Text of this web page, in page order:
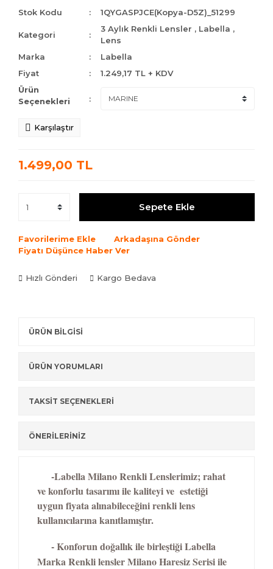
Stok Kodu 1QYGASPJCE(Kopya-D5Z)_51299
Kategori
3 Aylık Renkli Lensler , Labella ,
Lens
Marka
Labella
Fiyat
1.249,17 TL + KDV
Ürün
Seçenekleri
Karşılaştır
1.499,00 TL
Sepete Ekle
Favorilerime Ekle
Arkadaşına Gönder
Fiyatı Düşünce Haber Ver
Hızlı Gönderi Kargo Bedava
ÜRÜN BİLGİSİ
ÜRÜN YORUMLARI
TAKSİT SEÇENEKLERİ
ÖNERİLERİNİZ
-Labella Milano Renkli Lenslerimiz; rahat
ve konforlu tasarımı ile kaliteyi ve estetiği
uygun fiyata alınabileceğini renkli lens
kullanıcılarına kanıtlamıştır.
- Konforun doğallık ile birleştiği Labella
Marka Renkli lensler Milano Haresiz Serisi ile